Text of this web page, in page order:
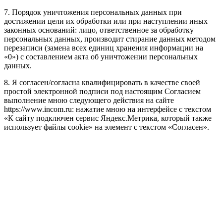
7. Порядок уничтожения персональных данных при
достижении цели их обработки или при наступлении иных
законных оснований: лицо, ответственное за обработку
персональных данных, производит стирание данных методом
перезаписи (замена всех единиц хранения информации на
«0») с составлением акта об уничтожении персональных
данных.
8. Я согласен/согласна квалифицировать в качестве своей
простой электронной подписи под настоящим Согласием
выполнение мною следующего действия на сайте
https://www.incom.ru: нажатие мною на интерфейсе с текстом
«К сайту подключен сервис Яндекс.Метрика, который также
использует файлы cookie» на элемент с текстом «Согласен».